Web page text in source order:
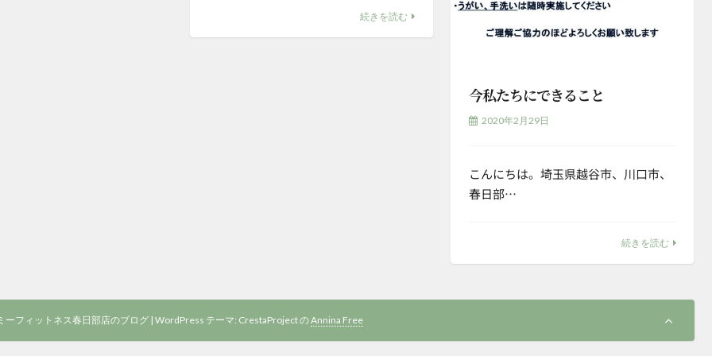
続きを読む
今私たちにできること
2020年2月29日
こんにちは。埼玉県越谷市、川口市、
春日部…
続きを読む
ーフィットネス春日部店のブログ | WordPress テーマ: CrestaProject のAnnina Free